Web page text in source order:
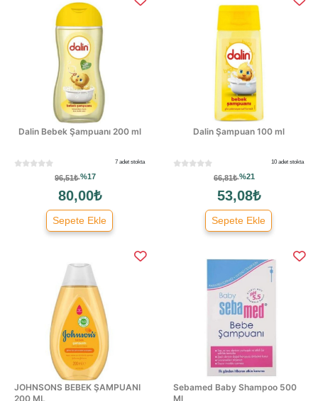
Dalin Bebek Şampuanı 200 ml
7 adet stokta
96,51₺%17
80,00₺
Sepete Ekle
Dalin Şampuan 100 ml
10 adet stokta
66,81₺%21
53,08₺
Sepete Ekle
JOHNSONS BEBEK ŞAMPUANI
200 ML
Sebamed Baby Shampoo 500
Ml